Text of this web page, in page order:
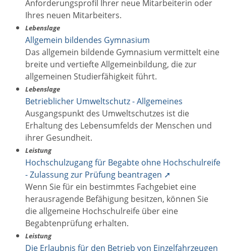
Anforderungsprofil Ihrer neue Mitarbeiterin oder
Ihres neuen Mitarbeiters.
Lebenslage
Allgemein bildendes Gymnasium
Das allgemein bildende Gymnasium vermittelt eine
breite und vertiefte Allgemeinbildung, die zur
allgemeinen Studierfähigkeit führt.
Lebenslage
Betrieblicher Umweltschutz - Allgemeines
Ausgangspunkt des Umweltschutzes ist die
Erhaltung des Lebensumfelds der Menschen und
ihrer Gesundheit.
Leistung
Hochschulzugang für Begabte ohne Hochschulreife
- Zulassung zur Prüfung beantragen ➚
Wenn Sie für ein bestimmtes Fachgebiet eine
herausragende Befähigung besitzen, können Sie
die allgemeine Hochschulreife über eine
Begabtenprüfung erhalten.
Leistung
Die Erlaubnis für den Betrieb von Einzelfahrzeugen